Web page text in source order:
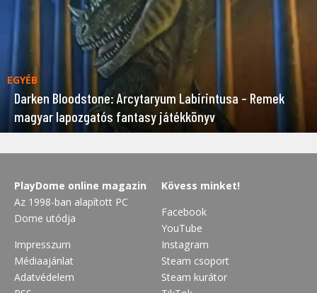
EGYÉB
Darken Bloodstone: Arcytaryum Labirintusa – Remek
magyar lapozgatós fantasy játékkönyv
PlayDome online magazin
Az 1998-ban alapított PC
Dome utódja
Impresszum
Médiaajánlat
Adatvédelem
Kövess minket!
Facebook
YouTube
Instagram
Steam csoport
Steam kurátor